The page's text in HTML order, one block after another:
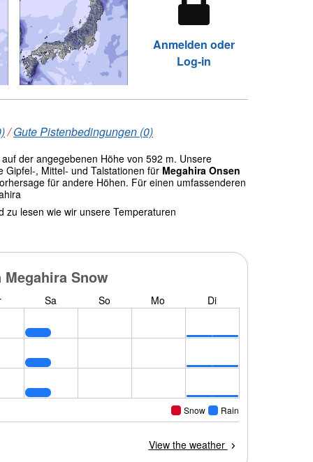
Anmelden oder
Log-in
/Gute Pistenbedingungen (0)
auf der angegebenen Höhe von 592 m. Unsere
Gipfel-, Mittel- und Talstationen für Megahira Onsen
für andere Höhen. Für einen umfassenderen
lesen wie wir unsere Temperaturen